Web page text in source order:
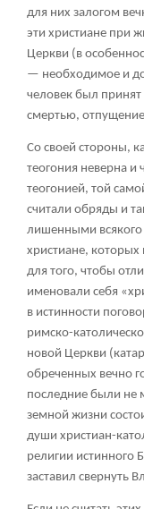
для них залогом
эти христиане при
Церкви (в
— необходимое и
человек был
смертью,
Со своей стороны,
теогония неверна и
теогонией, той
считали обряды и
лишенными
христиане,
для того, чтобы
именовали себя
в истинности
римско-
новой Церкви
обреченных вечно
последние были не
земной жизни
души христиан-
религии истинного
заставил свернуть